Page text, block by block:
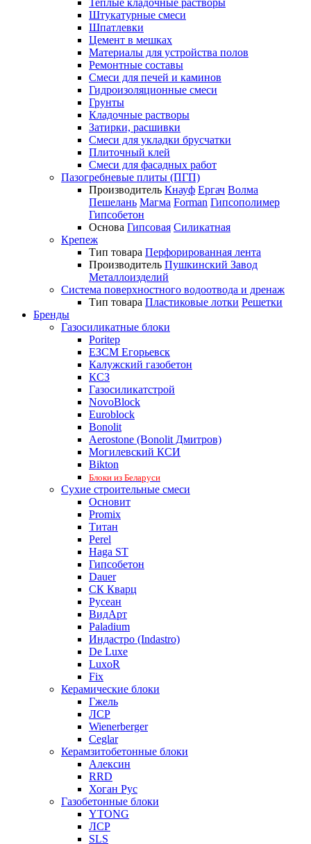
Теплые кладочные растворы
Штукатурные смеси
Шпатлевки
Цемент в мешках
Материалы для устройства полов
Ремонтные составы
Смеси для печей и каминов
Гидроизоляционные смеси
Грунты
Кладочные растворы
Затирки, расшивки
Смеси для укладки брусчатки
Плиточный клей
Смеси для фасадных работ
Пазогребневые плиты (ПГП)
Производитель Кнауф Ергач Волма
Пешелань Магма Forman Гипсополимер
Гипсобетон
Основа Гипсовая Силикатная
Крепеж
Тип товара Перфорированная лента
Производитель Пушкинский Завод
Металлоизделий
Система поверхностного водоотвода и дренаж
Тип товара Пластиковые лотки Решетки
Бренды
Газосиликатные блоки
Poritep
ЕЗСМ Егорьевск
Калужский газобетон
КСЗ
Газосиликатстрой
NovoBlock
Euroblock
Bonolit
Aerostone (Bonolit Дмитров)
Могилевский КСИ
Bikton
Блоки из Беларуси
Сухие строительные смеси
Основит
Promix
Титан
Perel
Haga ST
Гипсобетон
Dauer
СК Кварц
Русеан
ВидАрт
Paladium
Индастро (Indastro)
De Luxe
LuxoR
Fix
Керамические блоки
Гжель
ЛСР
Wienerberger
Ceglar
Керамзитобетонные блоки
Алексин
RRD
Хоган Рус
Газобетонные блоки
YTONG
ЛСР
SLS